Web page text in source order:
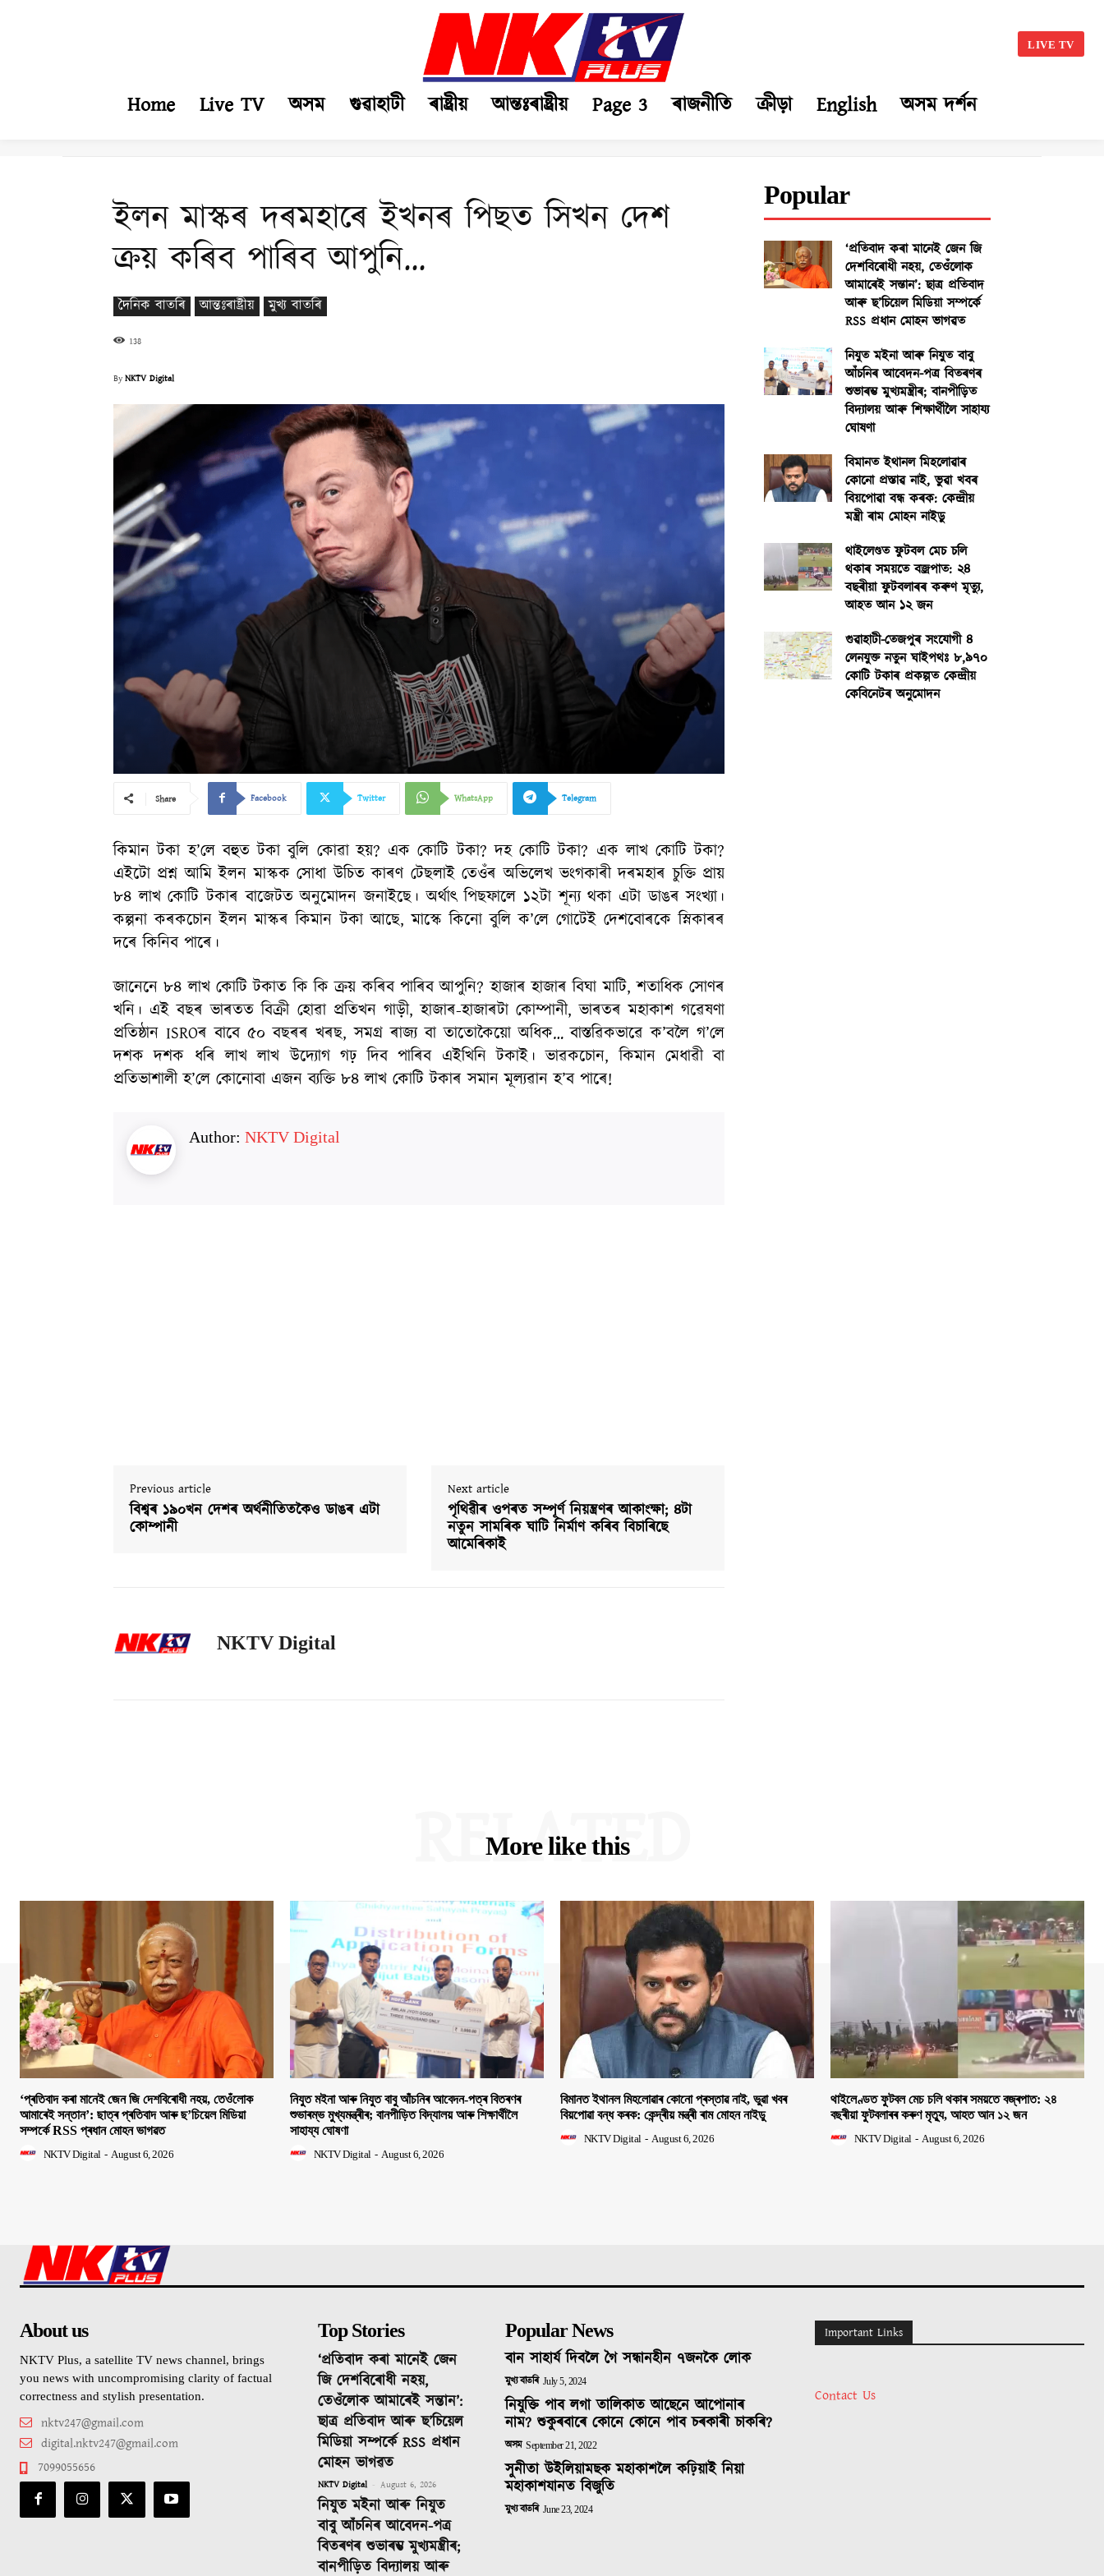
LIVE TV
Home Live TV অসম গুৱাহাটী ৰাষ্ট্ৰীয় আন্তঃৰাষ্ট্ৰীয় Page 3 ৰাজনীতি ক্ৰীড়া English অসম দৰ্শন
ইলন মাস্কৰ দৰমহাৰে ইখনৰ পিছত সিখন দেশ
ক্ৰয় কৰিব পাৰিব আপুনি…
দৈনিক বাতৰি আন্তঃৰাষ্ট্ৰীয় মুখ্য বাতৰি
138
ByNKTV Digital
Share Facebook Twitter WhatsApp Telegram
কিমান টকা হ’লে বহুত টকা বুলি কোৱা হয়? এক কোটি টকা? দহ কোটি টকা? এক লাখ কোটি টকা?
এইটো প্ৰশ্ন আমি ইলন মাস্কক সোধা উচিত কাৰণ টেছলাই তেওঁৰ অভিলেখ ভংগকাৰী দৰমহাৰ চুক্তি প্ৰায়
৮৪ লাখ কোটি টকাৰ বাজেটত অনুমোদন জনাইছে। অৰ্থাৎ পিছফালে ১২টা শূন্য থকা এটা ডাঙৰ সংখ্যা।
কল্পনা কৰকচোন ইলন মাস্কৰ কিমান টকা আছে, মাস্কে কিনো বুলি ক’লে গোটেই দেশবোৰকে স্নিকাৰৰ
দৰে কিনিব পাৰে।
জানেনে ৮৪ লাখ কোটি টকাত কি কি ক্ৰয় কৰিব পাৰিব আপুনি? হাজাৰ হাজাৰ বিঘা মাটি, শতাধিক সোণৰ
খনি। এই বছৰ ভাৰতত বিক্ৰী হোৱা প্ৰতিখন গাড়ী, হাজাৰ-হাজাৰটা কোম্পানী, ভাৰতৰ মহাকাশ গৱেষণা
প্ৰতিষ্ঠান ISROৰ বাবে ৫০ বছৰৰ খৰছ, সমগ্ৰ ৰাজ্য বা তাতোকৈয়ো অধিক… বাস্তৱিকভাৱে ক’বলৈ গ’লে
দশক দশক ধৰি লাখ লাখ উদ্যোগ গঢ় দিব পাৰিব এইখিনি টকাই। ভাৱকচোন, কিমান মেধাৱী বা
প্ৰতিভাশালী হ’লে কোনোবা এজন ব্যক্তি ৮৪ লাখ কোটি টকাৰ সমান মূল্যৱান হ’ব পাৰে!
Author: NKTV Digital
Previous article
বিশ্বৰ ১৯০খন দেশৰ অৰ্থনীতিতকৈও ডাঙৰ এটা
কোম্পানী
Next article
পৃথিৱীৰ ওপৰত সম্পূৰ্ণ নিয়ন্ত্ৰণৰ আকাংক্ষা; ৪টা
নতুন সামৰিক ঘাটি নিৰ্মাণ কৰিব বিচাৰিছে
আমেৰিকাই
NKTV Digital
Popular
‘প্ৰতিবাদ কৰা মানেই জেন জি
দেশবিৰোধী নহয়, তেওঁলোক
আমাৰেই সন্তান’: ছাত্ৰ প্ৰতিবাদ
আৰু ছ’চিয়েল মিডিয়া সম্পৰ্কে
RSS প্ৰধান মোহন ভাগৱত
নিযুত মইনা আৰু নিযুত বাবু
আঁচনিৰ আবেদন-পত্ৰ বিতৰণৰ
শুভাৰম্ভ মুখ্যমন্ত্ৰীৰ; বানপীড়িত
বিদ্যালয় আৰু শিক্ষাৰ্থীলৈ সাহায্য
ঘোষণা
বিমানত ইথানল মিহলোৱাৰ
কোনো প্ৰস্তাৱ নাই, ভুৱা খবৰ
বিয়পোৱা বন্ধ কৰক: কেন্দ্ৰীয়
মন্ত্ৰী ৰাম মোহন নাইডু
থাইলেণ্ডত ফুটবল মেচ চলি
থকাৰ সময়তে বজ্ৰপাত: ২৪
বছৰীয়া ফুটবলাৰৰ কৰুণ মৃত্যু,
আহত আন ১২ জন
গুৱাহাটী-তেজপুৰ সংযোগী ৪
লেনযুক্ত নতুন ঘাইপথঃ ৮,৯৭০
কোটি টকাৰ প্ৰকল্পত কেন্দ্ৰীয়
কেবিনেটৰ অনুমোদন
More like this
RELATED
‘প্ৰতিবাদ কৰা মানেই জেন জি দেশবিৰোধী নহয়, তেওঁলোক
আমাৰেই সন্তান’: ছাত্ৰ প্ৰতিবাদ আৰু ছ’চিয়েল মিডিয়া
সম্পৰ্কে RSS প্ৰধান মোহন ভাগৱত
NKTV Digital - August 6, 2026
নিযুত মইনা আৰু নিযুত বাবু আঁচনিৰ আবেদন-পত্ৰ বিতৰণৰ
শুভাৰম্ভ মুখ্যমন্ত্ৰীৰ; বানপীড়িত বিদ্যালয় আৰু শিক্ষাৰ্থীলৈ
সাহায্য ঘোষণা
NKTV Digital - August 6, 2026
বিমানত ইথানল মিহলোৱাৰ কোনো প্ৰস্তাৱ নাই, ভুৱা খবৰ
বিয়পোৱা বন্ধ কৰক: কেন্দ্ৰীয় মন্ত্ৰী ৰাম মোহন নাইডু
NKTV Digital - August 6, 2026
থাইলেণ্ডত ফুটবল মেচ চলি থকাৰ সময়তে বজ্ৰপাত: ২৪
বছৰীয়া ফুটবলাৰৰ কৰুণ মৃত্যু, আহত আন ১২ জন
NKTV Digital - August 6, 2026
About us
NKTV Plus, a satellite TV news channel, brings
you news with uncompromising clarity of factual
correctness and stylish presentation.
nktv247@gmail.com
digital.nktv247@gmail.com
7099055656
Top Stories
‘প্ৰতিবাদ কৰা মানেই জেন
জি দেশবিৰোধী নহয়,
তেওঁলোক আমাৰেই সন্তান’:
ছাত্ৰ প্ৰতিবাদ আৰু ছ’চিয়েল
মিডিয়া সম্পৰ্কে RSS প্ৰধান
মোহন ভাগৱত
NKTV Digital - August 6, 2026
নিযুত মইনা আৰু নিযুত
বাবু আঁচনিৰ আবেদন-পত্ৰ
বিতৰণৰ শুভাৰম্ভ মুখ্যমন্ত্ৰীৰ;
বানপীড়িত বিদ্যালয় আৰু
Popular News
বান সাহাৰ্য দিবলৈ গৈ সন্ধানহীন ৭জনকৈ লোক
মুখ্য বাতৰি July 5, 2024
নিযুক্তি পাব লগা তালিকাত আছেনে আপোনাৰ
নাম? শুকুৰবাৰে কোনে কোনে পাব চৰকাৰী চাকৰি?
অসম September 21, 2022
সুনীতা উইলিয়ামছক মহাকাশলৈ কঢ়িয়াই নিয়া
মহাকাশযানত বিজুতি
মুখ্য বাতৰি June 23, 2024
Important Links
Contact Us